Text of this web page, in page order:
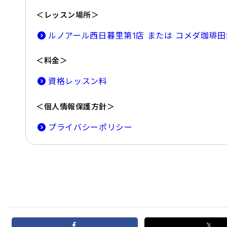
＜レッスン場所＞
ルノアール西日暮里第1店 または コメダ珈琲
＜料金＞
資格レッスン料
＜個人情報保護方針＞
プライバシーポリシー
𝕏